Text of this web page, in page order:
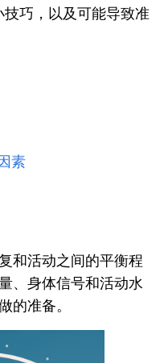
巧，以及可能导致准
素
和活动之间的平衡程
、身体信号和活动水​​
的准备。